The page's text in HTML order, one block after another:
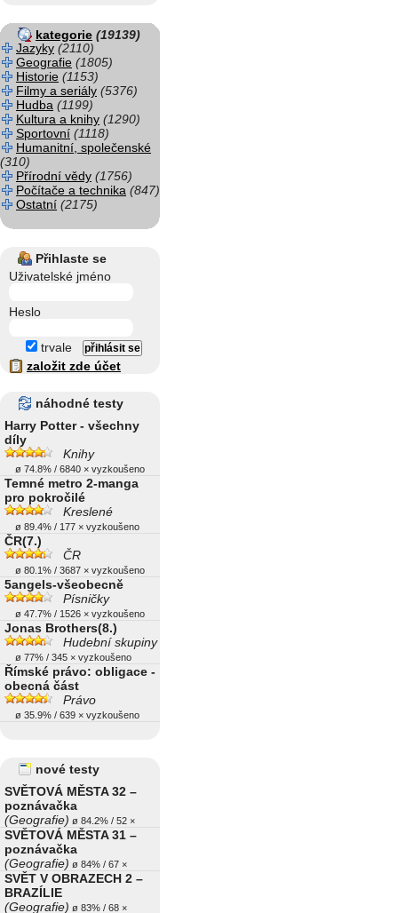
kategorie (19139)
Jazyky (2110)
Geografie (1805)
Historie (1153)
Filmy a seriály (5376)
Hudba (1199)
Kultura a knihy (1290)
Sportovní (1118)
Humanitní, společenské
(310)
Přírodní vědy (1756)
Počítače a technika (847)
Ostatní (2175)
Přihlaste se
Uživatelské jméno
Heslo
trvale
založit zde účet
náhodné testy
Harry Potter - všechny
díly
Knihy
ø 74.8% / 6840 × vyzkoušeno
Temné metro 2-manga
pro pokročilé
Kreslené
ø 89.4% / 177 × vyzkoušeno
ČR(7.)
ČR
ø 80.1% / 3687 × vyzkoušeno
5angels-všeobecně
Písničky
ø 47.7% / 1526 × vyzkoušeno
Jonas Brothers(8.)
Hudební skupiny
ø 77% / 345 × vyzkoušeno
Římské právo: obligace -
obecná část
Právo
ø 35.9% / 639 × vyzkoušeno
nové testy
SVĚTOVÁ MĚSTA 32 –
poznávačka
(Geografie) ø 84.2% / 52 ×
SVĚTOVÁ MĚSTA 31 –
poznávačka
(Geografie) ø 84% / 67 ×
SVĚT V OBRAZECH 2 –
BRAZÍLIE
(Geografie) ø 83% / 68 ×